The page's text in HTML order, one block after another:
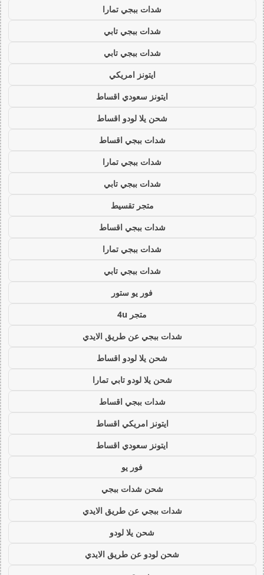
شدات ببجي تمارا
شدات ببجي تابي
شدات ببجي تابي
ايتونز امريكي
ايتونز سعودي اقساط
شحن يلا لودو اقساط
شدات ببجي اقساط
شدات ببجي تمارا
شدات ببجي تابي
متجر تقسيط
شدات ببجي اقساط
شدات ببجي تمارا
شدات ببجي تابي
فور يو ستور
متجر 4u
شدات ببجي عن طريق الايدي
شحن يلا لودو اقساط
شحن يلا لودو تابي تمارا
شدات ببجي اقساط
ايتونز امريكي اقساط
ايتونز سعودي اقساط
فور يو
شحن شدات ببجي
شدات ببجي عن طريق الايدي
شحن يلا لودو
شحن لودو عن طريق الايدي